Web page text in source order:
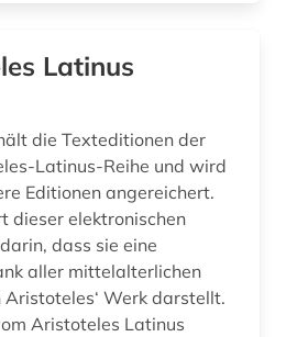
naturalis historia (1)
naturwissenschaften (3)
Latinus
die Texteditionen der
Latinus-Reihe und wird
Editionen angereichert.
dieser elektronischen
dass sie eine
aller mittelalterlichen
Werk darstellt.
Aristoteles Latinus